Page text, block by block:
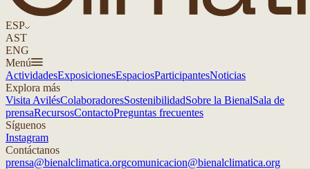
ESP
AST
ENG
Menú
ActividadesExposicionesEspaciosParticipantesNoticias
Explora más
Visita AvilésColaboradoresSostenibilidadSobre la BienalSala de
prensaRecursosContactoPreguntas frecuentes
Síguenos
Instagram
Contáctanos
prensa@bienalclimatica.orgcomunicacion@bienalclimatica.org